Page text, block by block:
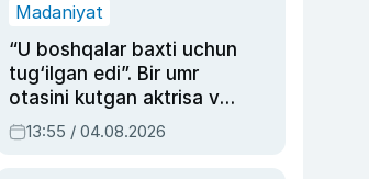
Madaniyat
“U boshqalar baxti uchun
tug‘ilgan edi”. Bir umr
otasini kutgan aktrisa va
dublyaj ustasi Rimma
Ahmedovaning
13:55 / 04.08.2026